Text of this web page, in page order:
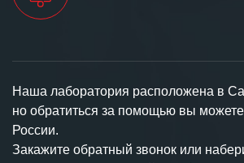
Наша лаборатория расположена в
но обратиться за помощью вы
России.
Закажите обратный звонок или